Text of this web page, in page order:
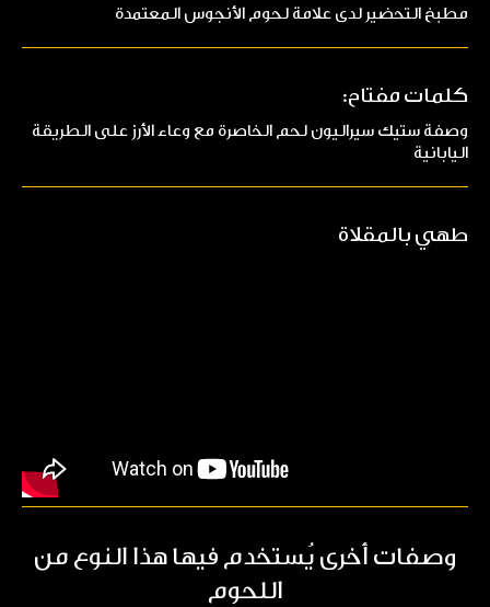
مطبخ التحضير لدى علامة لحوم الأنجوس المعتمدة
كلمات مفتاح:
وصفة ستيك سيراليون لحم الخاصرة مع وعاء الأرز على الطريقة
اليابانية
طهي بالمقلاة
وصفات أخرى يُستخدم فيها هذا النوع من
اللحوم